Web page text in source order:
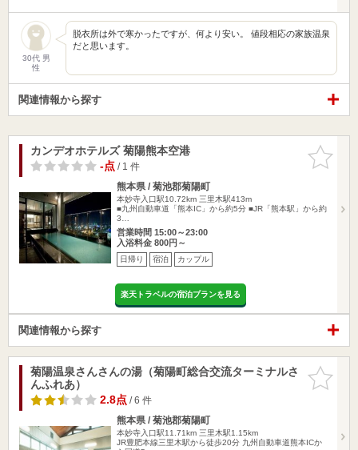
30代 男
性
脱衣所は外で寒かったですが、何より安い。 値段相応の家族温泉
だと思います。
関連情報から探す
お気に入
りに追加
カンデオホテルズ 菊陽熊本空港
-点/ 1 件
熊本県 / 菊池郡菊陽町
本妙寺入口駅10.72km 三里木駅413m
■九州自動車道「熊本IC」から約5分 ■JR「熊本駅」から約
3…
営業時間 15:00～23:00
入浴料金 800円～
日帰り 宿泊 カップル
楽天トラベルの宿泊プランを見る
関連情報から探す
お気に入
りに追加
菊陽温泉さんさんの湯（菊陽町総合交流ターミナルさ
んふれあ）
2.8点/ 6 件
熊本県 / 菊池郡菊陽町
本妙寺入口駅11.71km 三里木駅1.15km
JR豊肥本線三里木駅から徒歩20分 九州自動車道熊本ICか